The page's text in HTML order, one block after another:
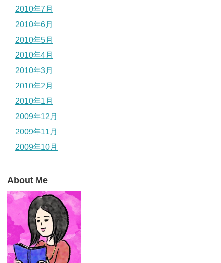
2010年7月
2010年6月
2010年5月
2010年4月
2010年3月
2010年2月
2010年1月
2009年12月
2009年11月
2009年10月
About Me